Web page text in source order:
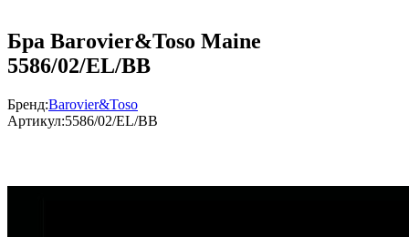
Бра Barovier&Toso Maine
5586/02/EL/BB
Бренд:Barovier&Toso
Артикул:5586/02/EL/BB